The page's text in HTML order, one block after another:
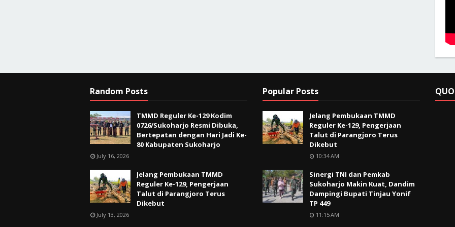
Random Posts
TMMD Reguler Ke-129 Kodim
0726/Sukoharjo Resmi Dibuka,
Bertepatan dengan Hari Jadi Ke-
80 Kabupaten Sukoharjo
July 16, 2026
Jelang Pembukaan TMMD
Reguler Ke-129, Pengerjaan
Talut di Parangjoro Terus
Dikebut
July 13, 2026
Popular Posts
Jelang Pembukaan TMMD
Reguler Ke-129, Pengerjaan
Talut di Parangjoro Terus
Dikebut
10:34 AM
Sinergi TNI dan Pemkab
Sukoharjo Makin Kuat, Dandim
Dampingi Bupati Tinjau Yonif
TP 449
11:15 AM